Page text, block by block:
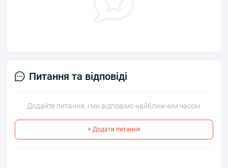
Питання та відповіді
Додайте питання, і ми відповімо найближчим часом.
+ Додати питання